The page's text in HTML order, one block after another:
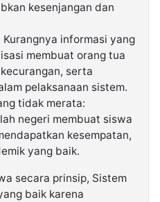
kesenjangan dan
informasi yang
membuat orang tua
serta
pelaksanaan sistem.
tidak merata:
negeri membuat siswa
kesempatan,
yang baik.
secara prinsip, Sistem
baik karena